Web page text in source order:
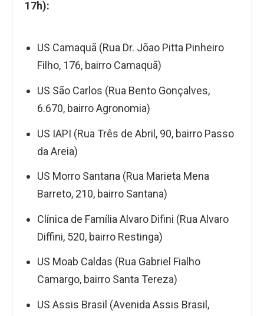
17h):
US Camaquã (Rua Dr. Jõao Pitta Pinheiro
Filho, 176, bairro Camaquã)
US São Carlos (Rua Bento Gonçalves,
6.670, bairro Agronomia)
US IAPI (Rua Três de Abril, 90, bairro Passo
da Areia)
US Morro Santana (Rua Marieta Mena
Barreto, 210, bairro Santana)
Clínica de Família Alvaro Difini (Rua Alvaro
Diffini, 520, bairro Restinga)
US Moab Caldas (Rua Gabriel Fialho
Camargo, bairro Santa Tereza)
US Assis Brasil (Avenida Assis Brasil,